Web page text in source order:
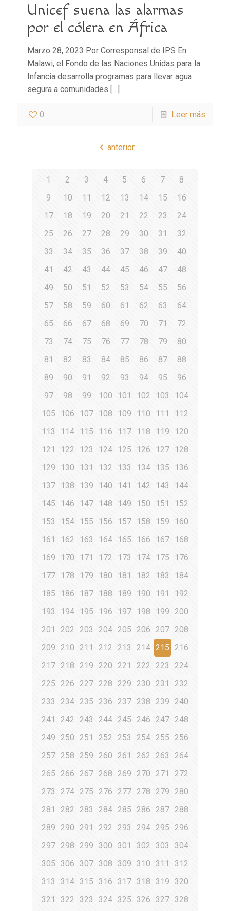
Unicef suena las alarmas
por el cólera en África
Marzo 28, 2023 Por Corresponsal de IPS En
Malawi, el Fondo de las Naciones Unidas para la
Infancia desarrolla programas para llevar agua
segura a comunidades […]
0 Leer más
anterior
1 2 3 4 5 6 7
8
9
10 11 12 13 14 15
16
17
18 19 20 21 22 23
24
25
26 27 28 29 30 31
32
33
34 35 36 37 38 39
40
41
42 43 44 45 46 47
48
49
50 51 52 53 54 55
56
57
58 59 60 61 62 63
64
65
66 67 68 69 70 71
72
73
74 75 76 77 78 79
80
81
82 83 84 85 86 87
88
89
90 91 92 93 94 95
96
97
98 99 100 101 102 103
104
105
106 107 108 109 110 111
112
113
114 115 116 117 118 119
120
121
122 123 124 125 126 127 128
129
130 131 132 133 134 135
136
137 138 139 140 141 142 143
144
145
146 147 148 149 150 151
152
153
154 155 156 157 158 159
160
161
162 163 164 165 166 167 168
169
170 171 172 173 174 175
176
177 178 179 180 181 182 183
184
185
186 187 188 189 190 191
192
193
194 195 196 197 198 199 200
201
202 203 204 205 206 207 208
209 210 211 212 213 214 215 216
217 218 219 220 221 222 223
224
225 226 227 228 229 230 231
232
233
234 235 236 237 238 239 240
241
242 243 244 245 246 247 248
249 250 251 252 253 254 255 256
257 258 259 260 261 262 263
264
265 266 267 268 269 270 271
272
273
274 275 276 277 278 279 280
281
282 283 284 285 286 287 288
289 290 291 292 293 294 295 296
297 298 299 300 301 302 303
304
305
306 307 308 309 310 311
312
313
314 315 316 317 318 319
320
321
322 323 324 325 326 327 328